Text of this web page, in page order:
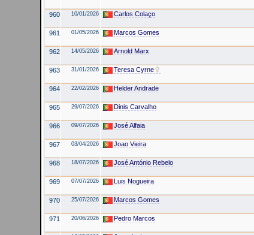
960 10/01/2026 Carlos Colaço
961 01/05/2026 Marcos Gomes
962 14/05/2026 Arnold Marx
963 31/01/2026 Teresa Cyrne
964 22/02/2026 Helder Andrade
965 29/07/2026 Dinis Carvalho
966 09/07/2026 José Alfaia
967 03/04/2026 Joao Vieira
968 18/07/2026 José António Rebelo
969 07/07/2026 Luis Nogueira
970 25/07/2026 Marcos Gomes
971 20/06/2026 Pedro Marcos